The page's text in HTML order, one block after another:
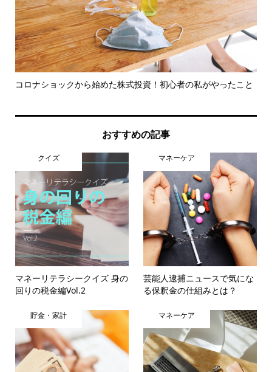
コロナショックから始めた株式投資！初心者の私がやったこと
おすすめの記事
クイズ
マネーリテラシークイズ 身の
回りの税金編Vol.2
マネーケア
芸能人逮捕ニュースで気にな
る保釈金の仕組みとは？
貯金・家計 マネーケア